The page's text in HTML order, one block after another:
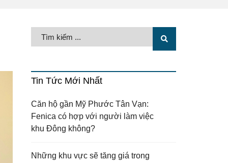
Tin Tức Mới Nhất
Căn hộ gần Mỹ Phước Tân Vạn:
Fenica có hợp với người làm việc
khu Đông không?
Những khu vực sẽ tăng giá trong